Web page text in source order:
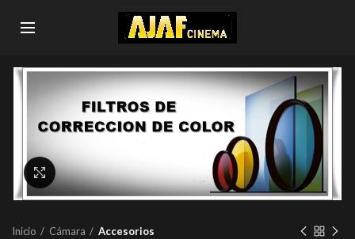
Click to enlarge
Inicio Cámara Accesorios